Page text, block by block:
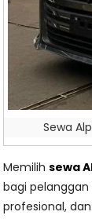
Sewa
Memilihsewa
bagi
profesional,